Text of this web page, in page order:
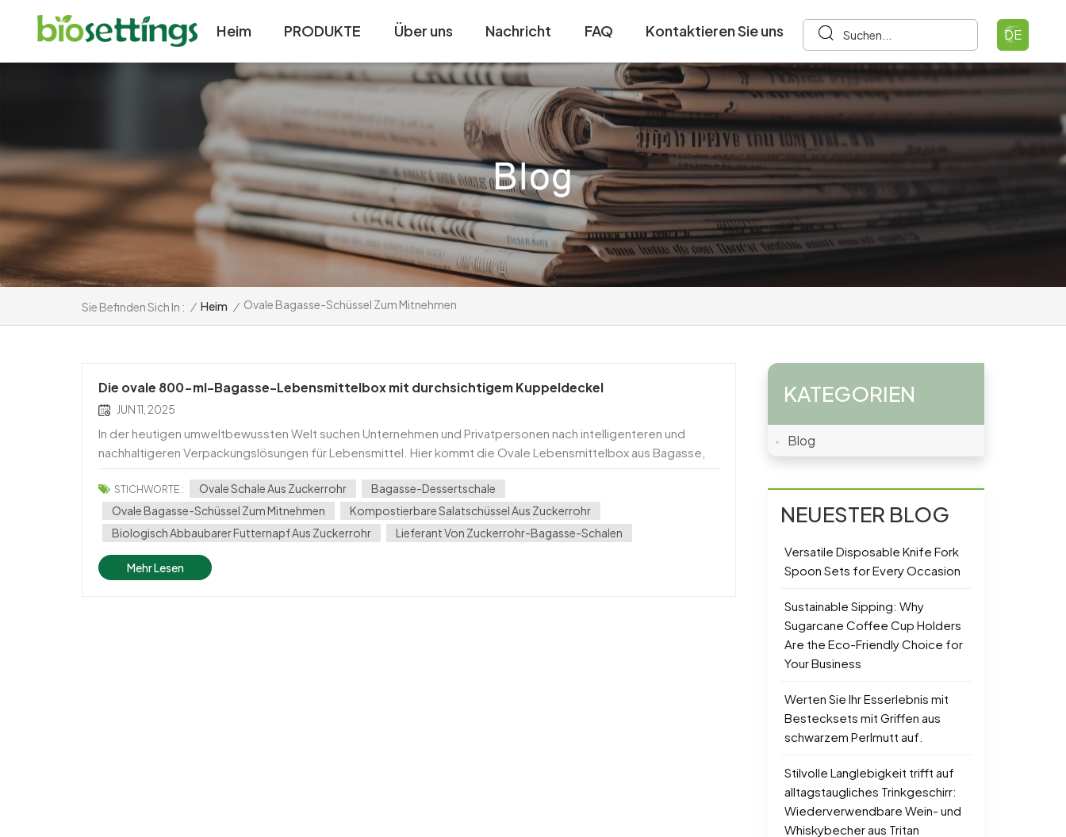
Heim PRODUKTE Über uns Nachricht FAQ Kontaktieren Sie uns DE
Sie Befinden Sich In : / Heim / Ovale Bagasse-Schüssel Zum Mitnehmen
Die ovale 800-ml-Bagasse-Lebensmittelbox mit durchsichtigem Kuppeldeckel
JUN 11, 2025
In der heutigen umweltbewussten Welt suchen Unternehmen und Privatpersonen nach intelligenteren und
nachhaltigeren Verpackungslösungen für Lebensmittel. Hier kommt die Ovale Lebensmittelbox aus Bagasse,
800 ml, mit durchsichtigem gewölbtem PET-Deckel glänzt. Dieser Behälter wurde entwickelt, um Umwe...
STICHWORTE : Ovale Schale Aus Zuckerrohr
Bagasse-Dessertschale
Ovale Bagasse-Schüssel Zum Mitnehmen
Kompostierbare Salatschüssel Aus Zuckerrohr
Biologisch Abbaubarer Futternapf Aus Zuckerrohr
Lieferant Von Zuckerrohr-Bagasse-Schalen
Mehr Lesen
KATEGORIEN
Blog
NEUESTER BLOG
Versatile Disposable Knife Fork
Spoon Sets for Every Occasion
Sustainable Sipping: Why
Sugarcane Coffee Cup Holders
Are the Eco-Friendly Choice for
Your Business
Werten Sie Ihr Esserlebnis mit
Bestecksets mit Griffen aus
schwarzem Perlmutt auf.
Stilvolle Langlebigkeit trifft auf
alltagstaugliches Trinkgeschirr:
Wiederverwendbare Wein- und
Whiskybecher aus Tritan